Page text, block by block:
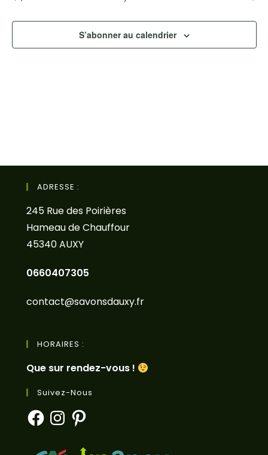
S’abonner au calendrier
ADRESSE :
245 Rue des Poirières
Hameau de Chauffour
45340 AUXY
0660407305
contact@savonsdauxy.fr
HORAIRES :
Que sur rendez-vous !
Suivez-Nous
FacebookInstagramPinterest